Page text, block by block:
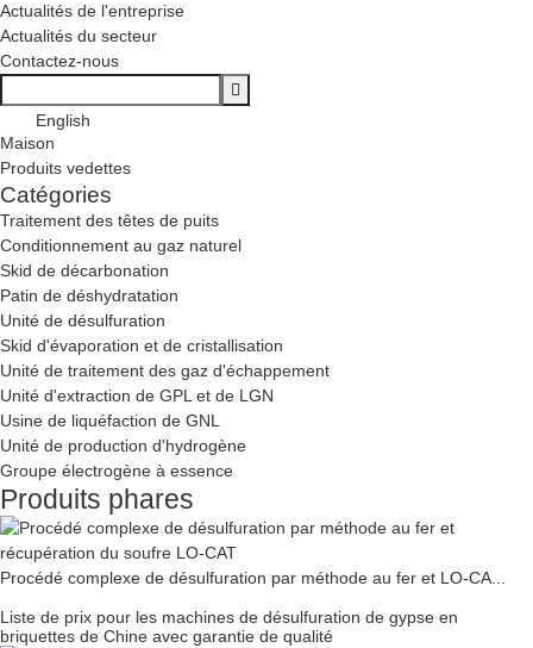
Actualités de l'entreprise
Actualités du secteur
Contactez-nous
English
Maison
Produits vedettes
Catégories
Traitement des têtes de puits
Conditionnement au gaz naturel
Skid de décarbonation
Patin de déshydratation
Unité de désulfuration
Skid d'évaporation et de cristallisation
Unité de traitement des gaz d'échappement
Unité d'extraction de GPL et de LGN
Usine de liquéfaction de GNL
Unité de production d'hydrogène
Groupe électrogène à essence
Produits phares
Procédé complexe de désulfuration par méthode au fer et LO-CA...
Liste de prix pour les machines de désulfuration de gypse en
briquettes de Chine avec garantie de qualité